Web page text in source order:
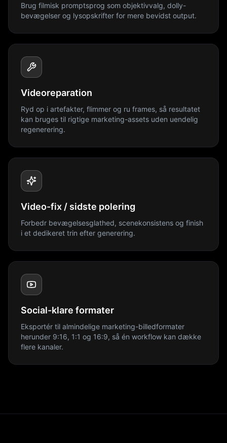
Brug filmisk promptsprog som objektivvalg, dolly-
bevægelser og lysopskrifter for mere bevidst output.
Videoreparation
Ryd op i artefakter, flimmer og ru frames, så resultatet
kan bruges til rigtige marketing-assets uden uendelig
regenerering.
Video-fix / sidste polering
Forbedr bevægelsesglathed, scenekonsistens og finish
i et dedikeret trin efter generering.
Social-klare formater
Eksportér til almindelige marketing-billedformater
herunder 9:16, 1:1 og 16:9, så én workflow kan dække
flere kanaler.